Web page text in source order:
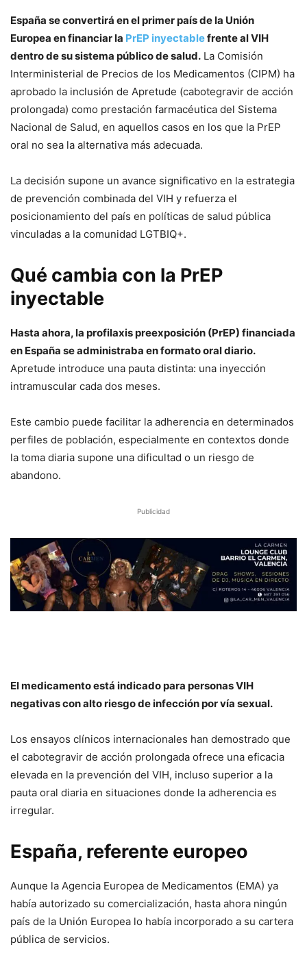
España se convertirá en el primer país de la Unión
Europea en financiar la PrEP inyectablefrente al VIH
dentro de su sistema público de salud. La Comisión
Interministerial de Precios de los Medicamentos (CIPM) ha
aprobado la inclusión de Apretude (cabotegravir de acción
prolongada) como prestación farmacéutica del Sistema
Nacional de Salud, en aquellos casos en los que la PrEP
oral no sea la alternativa más adecuada.
La decisión supone un avance significativo en la estrategia
de prevención combinada del VIH y refuerza el
posicionamiento del país en políticas de salud pública
vinculadas a la comunidad LGTBIQ+.
Qué cambia con la PrEP
inyectable
Hasta ahora, la profilaxis preexposición (PrEP) financiada
en España se administraba en formato oral diario.
Apretude introduce una pauta distinta: una inyección
intramuscular cada dos meses.
Este cambio puede facilitar la adherencia en determinados
perfiles de población, especialmente en contextos donde
la toma diaria supone una dificultad o un riesgo de
abandono.
Publicidad
El medicamento está indicado para personas VIH
negativas con alto riesgo de infección por vía sexual.
Los ensayos clínicos internacionales han demostrado que
el cabotegravir de acción prolongada ofrece una eficacia
elevada en la prevención del VIH, incluso superior a la
pauta oral diaria en situaciones donde la adherencia es
irregular.
España, referente europeo
Aunque la Agencia Europea de Medicamentos (EMA) ya
había autorizado su comercialización, hasta ahora ningún
país de la Unión Europea lo había incorporado a su cartera
pública de servicios.